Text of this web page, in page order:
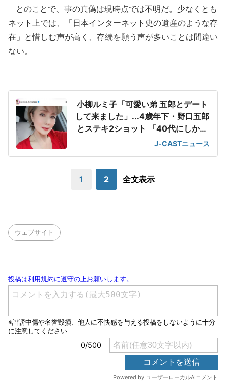
とのことで、事の真偽は現時点では不明だ。少なくとも
ネット上では、「日本インターネット史の遺産のような存
在」と惜しむ声が高く、存続を願う声が多いことは間違い
ない。
小柳ルミ子「可愛い弟 五郎とデート
して来ました」...4歳年下・野口五郎
とステキ2ショット 「40代にしか見
えません!」J-CASTニュース
1 2 全文表示
ウェブサイト